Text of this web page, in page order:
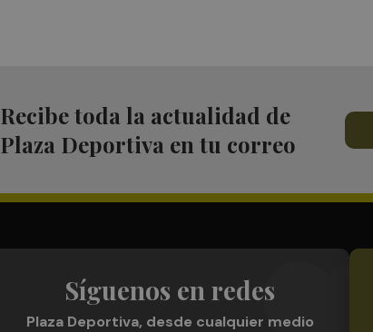
Recibe toda la actualidad de
Plaza Deportiva en tu correo
Síguenos en redes
Plaza Deportiva, desde cualquier medio